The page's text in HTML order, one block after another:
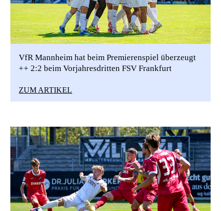
VfR Mannheim hat beim Premierenspiel überzeugt
++ 2:2 beim Vorjahresdritten FSV Frankfurt
ZUM ARTIKEL